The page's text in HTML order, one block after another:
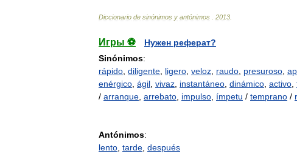
Diccionario de sinónimos y antónimos 2013
Игры ⚽
Нужен реферат?
Sinónimos:
rápido, diligente, ligero, veloz, raudo, presuroso,
enérgico, ágil, vivaz, instantáneo, dinámico, activo,
/ arranque, arrebato, impulso, ímpetu / temprano /
Antónimos:
lento, tarde, después